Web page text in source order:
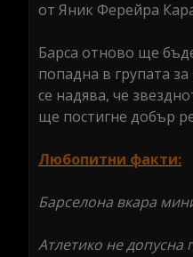
от Яник Ферейра
Барса отново ще
попадна в групата
се надява, че
ще постигне добър
Любопитни факти:
Барселона вкара
Атлетико не